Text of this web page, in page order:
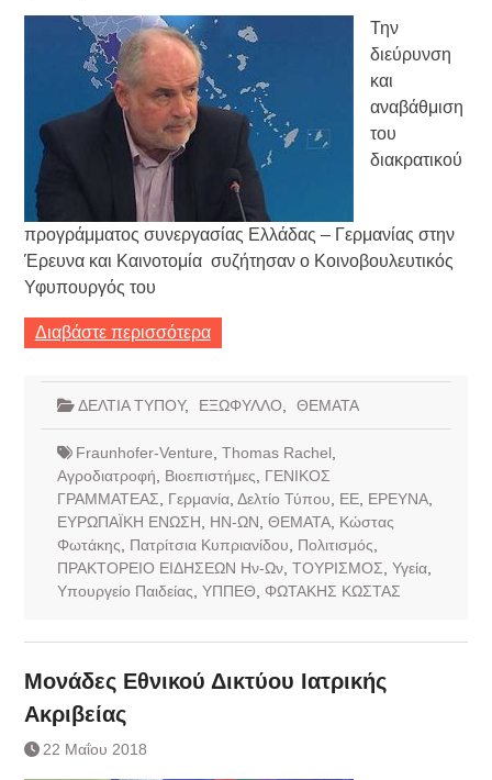
Την
διεύρυνση
και
αναβάθμιση
του
διακρατικού
προγράμματος συνεργασίας Ελλάδας – Γερμανίας στην
Έρευνα και Καινοτομία συζήτησαν ο Κοινοβουλευτικός
Υφυπουργός του
Διαβάστε περισσότερα
ΔΕΛΤΙΑ ΤΥΠΟΥ, ΕΞΩΦΥΛΛΟ ΘΕΜΑΤΑ
Fraunhofer-Venture Thomas Rachel
Αγροδιατροφή
Βιοεπιστήμες
ΓΕΝΙΚΟΣ
ΓΡΑΜΜΑΤΕΑΣ
Γερμανία, Δελτίο Τύπου ΕΕ, ΕΡΕΥΝΑ,
ΕΥΡΩΠΑΪΚΗ ΕΝΩΣΗ
ΗΝ-ΩΝ ΘΕΜΑΤΑ, Κώστας
Φωτάκης
Πατρίτσια Κυπριανίδου Πολιτισμός
ΠΡΑΚΤΟΡΕΙΟ ΕΙΔΗΣΕΩΝ Ην-Ων, ΤΟΥΡΙΣΜΟΣ Υγεία,
Υπουργείο Παιδείας ΥΠΠΕΘ ΦΩΤΑΚΗΣ ΚΩΣΤΑΣ
Μονάδες Εθνικού Δικτύου Ιατρικής
Ακριβείας
22 Μαΐου 2018